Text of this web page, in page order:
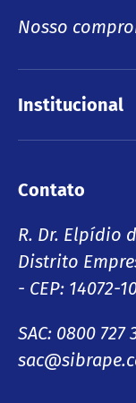
Nosso
Institucional
Contato
R. Dr. Elpídio
Distrito
- CEP: 14072-
SAC: 0800 727